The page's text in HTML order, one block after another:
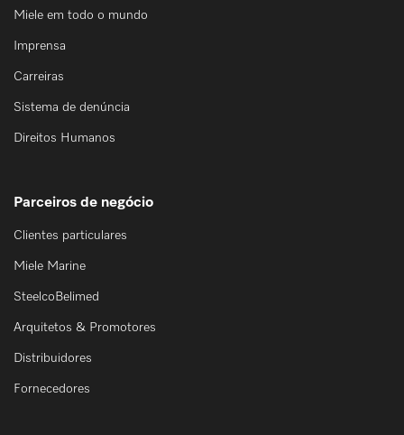
Miele em todo o mundo
Imprensa
Carreiras
Sistema de denúncia
Direitos Humanos
Parceiros de negócio
Clientes particulares
Miele Marine
SteelcoBelimed
Arquitetos & Promotores
Distribuidores
Fornecedores